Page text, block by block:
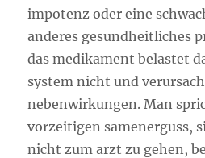
impotenz oder eine
anderes gesundheitliches
das medikament belastet
system nicht und
nebenwirkungen. Man
vorzeitigen samenerguss,
nicht zum arzt zu gehen,